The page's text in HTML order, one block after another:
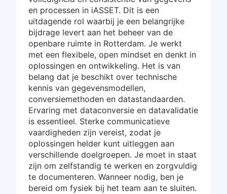
en processen in iASSET. Dit is een
uitdagende rol waarbij je een belangrijke
bijdrage levert aan het beheer van de
openbare ruimte in Rotterdam. Je werkt
met een flexibele, open mindset en denkt in
oplossingen en ontwikkeling. Het is van
belang dat je beschikt over technische
kennis van gegevensmodellen,
conversiemethoden en datastandaarden.
Ervaring met dataconversie en datavalidatie
is essentieel. Sterke communicatieve
vaardigheden zijn vereist, zodat je
oplossingen helder kunt uitleggen aan
verschillende doelgroepen. Je moet in staat
zijn om zelfstandig te werken en zorgvuldig
te documenteren. Wanneer nodig, ben je
bereid om fysiek bij het team aan te sluiten.